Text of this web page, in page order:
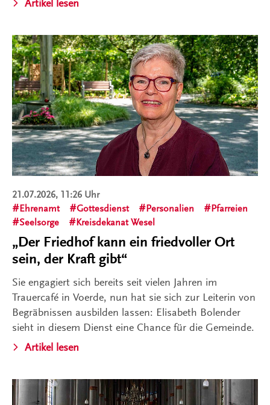
Artikel lesen
21.07.2026, 11:26 Uhr
Ehrenamt
Gottesdienst Personalien
Pfarreien
Seelsorge
Kreisdekanat Wesel
„Der Friedhof kann ein friedvoller Ort
sein, der Kraft gibt“
Sie engagiert sich bereits seit vielen Jahren im
Trauercafé in Voerde, nun hat sie sich zur Leiterin von
Begräbnissen ausbilden lassen: Elisabeth Bolender
sieht in diesem Dienst eine Chance für die Gemeinde.
Artikel lesen